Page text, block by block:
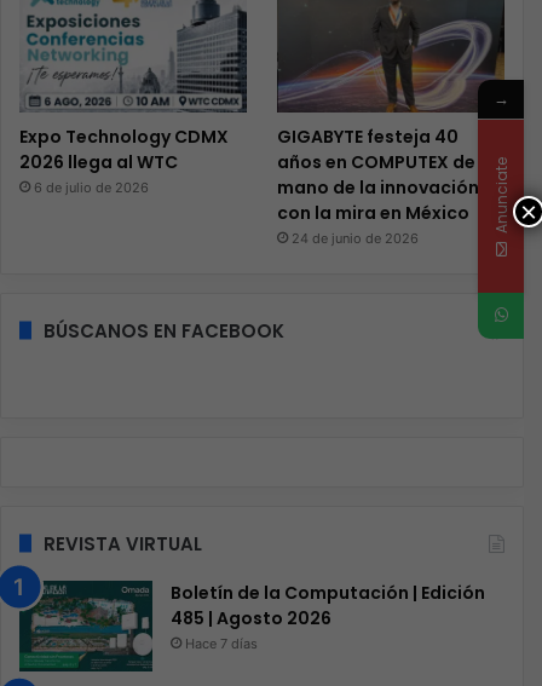
Expo Technology CDMX
2026 llega al WTC
6 de julio de 2026
GIGABYTE festeja 40
años en COMPUTEX de la
mano de la innovación y
con la mira en México
24 de junio de 2026
BÚSCANOS EN FACEBOOK
REVISTA VIRTUAL
Boletín de la Computación | Edición
485 | Agosto 2026
Hace 7 días
×
→
Anunciate